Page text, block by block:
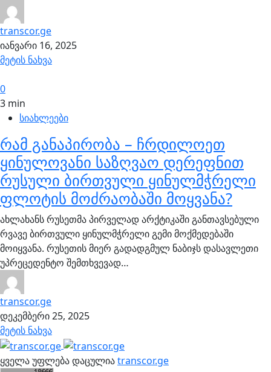
transcor.ge
იანვარი 16, 2025
მეტის ნახვა
0
3 min
სიახლეები
რამ განაპირობა – ჩრდილოეთ
ყინულოვანი საზღვაო დერეფნით
რუსული ბირთვული ყინულმჭრელი
ფლოტის მოძრაობაში მოყვანა?
ახლახანს რუსეთმა პირველად არქტიკაში განთავსებული
რვავე ბირთვული ყინულმჭრელი გემი მოქმედებაში
მოიყვანა. რუსეთის მიერ გადადგმულ ნაბიჯს დასავლეთი
უპრეცედენტო შემთხვევად…
transcor.ge
დეკემბერი 25, 2025
მეტის ნახვა
ყველა უფლება დაცულიაtranscor.ge